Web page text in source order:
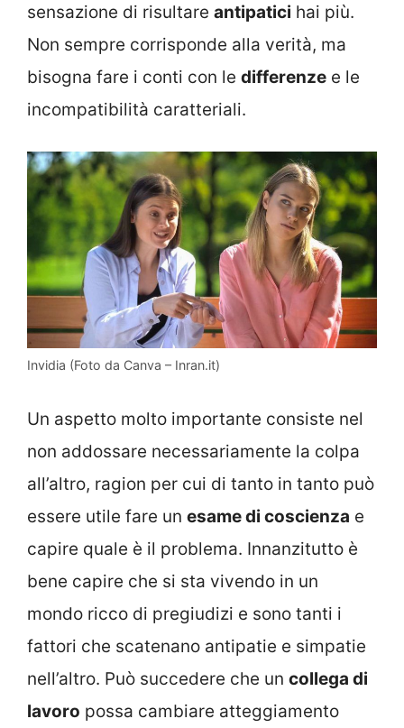
sensazione di risultare antipatici hai più.
Non sempre corrisponde alla verità, ma
bisogna fare i conti con le differenze e le
incompatibilità caratteriali.
Invidia (Foto da Canva – Inran.it)
Un aspetto molto importante consiste nel
non addossare necessariamente la colpa
all’altro, ragion per cui di tanto in tanto può
essere utile fare un esame di coscienza e
capire quale è il problema. Innanzitutto è
bene capire che si sta vivendo in un
mondo ricco di pregiudizi e sono tanti i
fattori che scatenano antipatie e simpatie
nell’altro. Può succedere che un collega di
lavoro possa cambiare atteggiamento